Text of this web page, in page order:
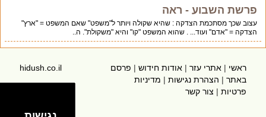
פרשת השבוע - ראה
עצוב שכך מסתכמת הצדקה : שהיא שקולה ויותר ל"משפט" שאם המשפט = "ארץ"
הצדקה = "אדם" ועוד... . שהוא המשפט "קו" והיא "משקולת". ה..
ראשי | אתרי עזר | אודות חידוש | פרסם
באתר | הצהרת נגישות | מדיניות
פרטיות | צור קשר
hidush.co.il